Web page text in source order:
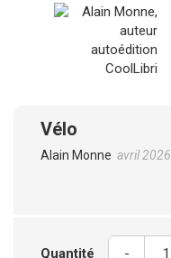
Vélo
Alain Monne avril 2026
Quantité -